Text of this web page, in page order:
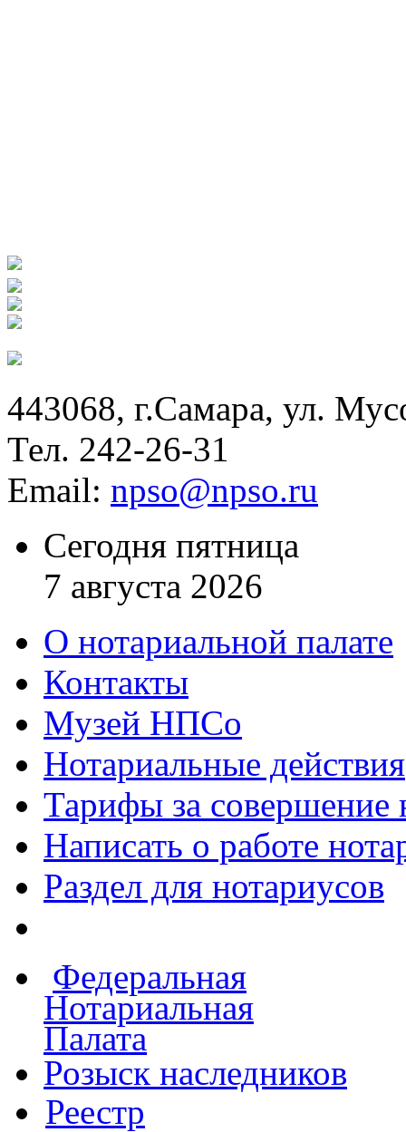
443068, г.Самара, ул.
Тел. 242-26-31
Email: npso@npso.ru
Сегодня пятница
7 августа 2026
О нотариальной палате
Контакты
Музей НПСо
Нотариальные действия
Тарифы за совершение
Написать о работе
Раздел для нотариусов
Федеральная
Нотариальная
Палата
Розыск наследников
Реестр